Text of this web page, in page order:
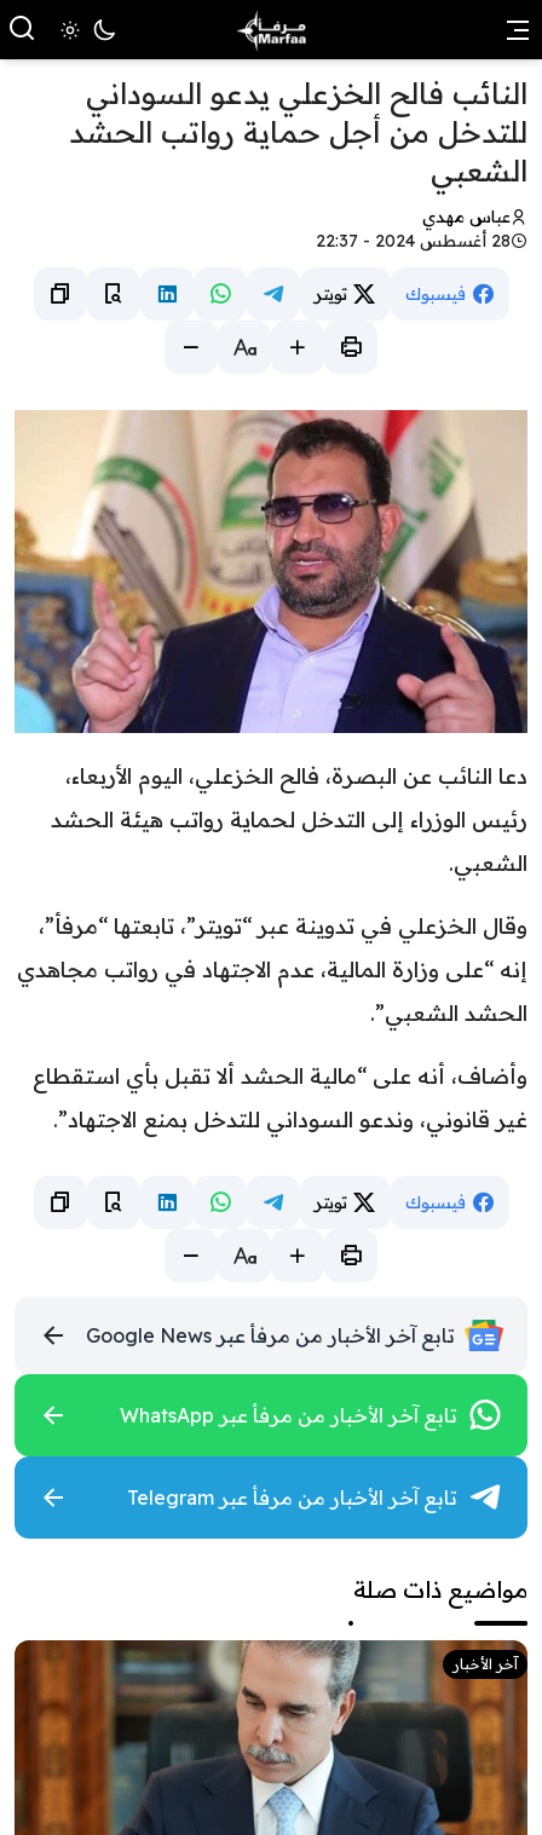
النائب فالح الخزعلي يدعو السوداني
للتدخل من أجل حماية رواتب الحشد
الشعبي
عباس مهدي
28 أغسطس 2024 - 22:37
فيسبوك تويتر
دعا النائب عن البصرة، فالح الخزعلي، اليوم الأربعاء،
رئيس الوزراء إلى التدخل لحماية رواتب هيئة الحشد
الشعبي.
وقال الخزعلي في تدوينة عبر “تويتر”، تابعتها “مرفأ”،
إنه “على وزارة المالية، عدم الاجتهاد في رواتب مجاهدي
الحشد الشعبي”.
وأضاف، أنه على “مالية الحشد ألا تقبل بأي استقطاع
غير قانوني، وندعو السوداني للتدخل بمنع الاجتهاد”.
فيسبوك تويتر
تابع آخر الأخبار من مرفأ عبر Google News
تابع آخر الأخبار من مرفأ عبر WhatsApp
تابع آخر الأخبار من مرفأ عبر Telegram
مواضيع ذات صلة
آخر الأخبار